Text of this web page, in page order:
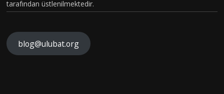
tarafından üstlenilmektedir.
blog@ulubat.org